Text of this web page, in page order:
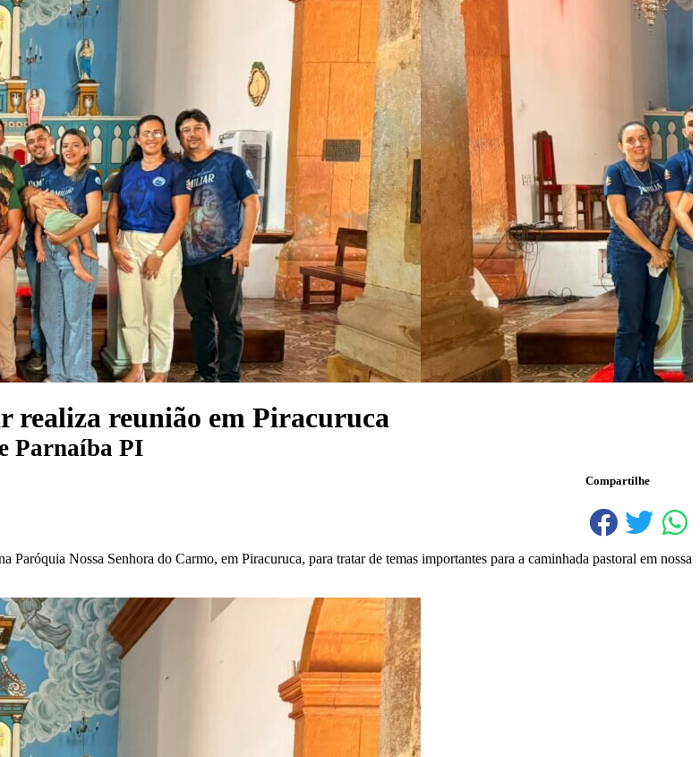
realiza reunião em Piracuruca
Parnaíba PI
Compartilhe
Nossa Senhora do Carmo, em Piracuruca, para tratar de temas importantes para a caminhada pastoral em nossa